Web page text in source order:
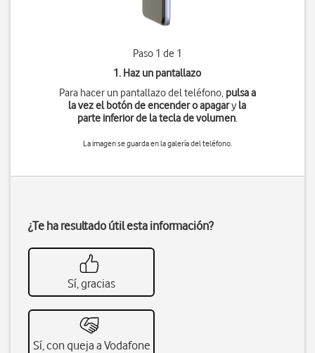
Paso 1 de 1
1. Haz un pantallazo
Para hacer un pantallazo del teléfono, pulsa a
la vezel botón de encender o apagary la
parte inferior de la tecla de volumen.
La imagen se guarda en la galería del teléfono.
¿Te ha resultado útil esta información?
Sí, gracias
Sí, con queja a Vodafone